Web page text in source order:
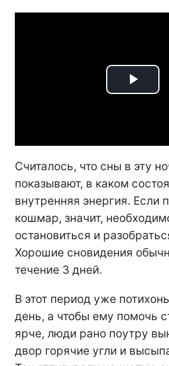
Play
Считалось, что сны в эту
показывают, в каком
внутренняя энергия. Если
кошмар, значит,
остановиться и
Хорошие сновидения
течение 3 дней.
В этот период уже
день, а чтобы ему помочь
ярче, люди рано поутру
двор горячие угли и